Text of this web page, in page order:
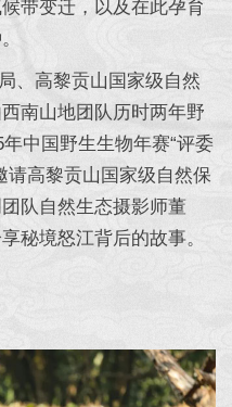
带变迁，以及在此孕育
高黎贡山国家级自然
南山地团队历时两年野
中国野生生物年赛“评委
请高黎贡山国家级自然保
队自然生态摄影师董
秘境怒江背后的故事。